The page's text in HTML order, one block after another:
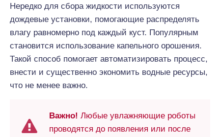
Нередко для сбора жидкости используются
дождевые установки, помогающие распределять
влагу равномерно под каждый куст. Популярным
становится использование капельного орошения.
Такой способ помогает автоматизировать процесс,
внести и существенно экономить водные ресурсы,
что не менее важно.
Важно! Любые увлажняющие роботы
проводятся до появления или после